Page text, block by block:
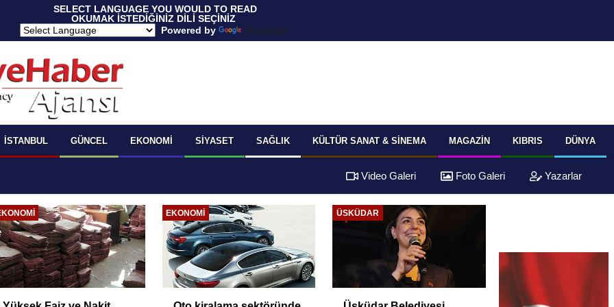
SELECT LANGUAGE YOU WOULD TO READ
OKUMAK İSTEDİĞİNİZ DİLİ SEÇİNİZ
Powered by
Translate
İSTANBUL GÜNCEL EKONOMI SIYASET SAĞLIK KÜLTÜR SANAT & SINEMA MAGAZIN KIBRIS DÜNYA
Video Galeri Foto Galeri Yazarlar
EKONOMI ÜSKÜDAR